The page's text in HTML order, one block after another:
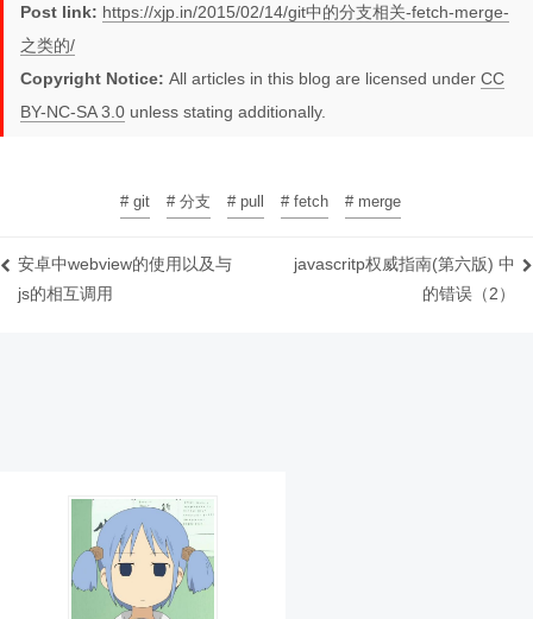
Post link: https://xjp.in/2015/02/14/git中的分支相关-fetch-merge-
之类的/
Copyright Notice: All articles in this blog are licensed under CC
BY-NC-SA 3.0 unless stating additionally.
# git # 分支 # pull # fetch # merge
安卓中webview的使用以及与
js的相互调用
javascritp权威指南(第六版) 中
的错误（2）